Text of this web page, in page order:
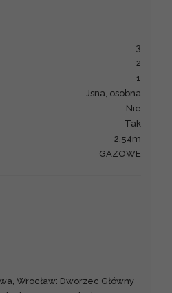
3
2
1
Jsna, osobna
Nie
Tak
2,54m
GAZOWE
Wrocław: Dworzec Główny